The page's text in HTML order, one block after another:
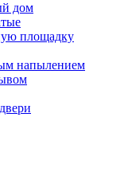
дом
площадку
напылением